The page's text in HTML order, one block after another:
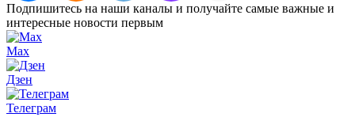
Подпишитесь на наши каналы и получайте самые важные и
интересные новости первым
Max
Дзен
Телеграм